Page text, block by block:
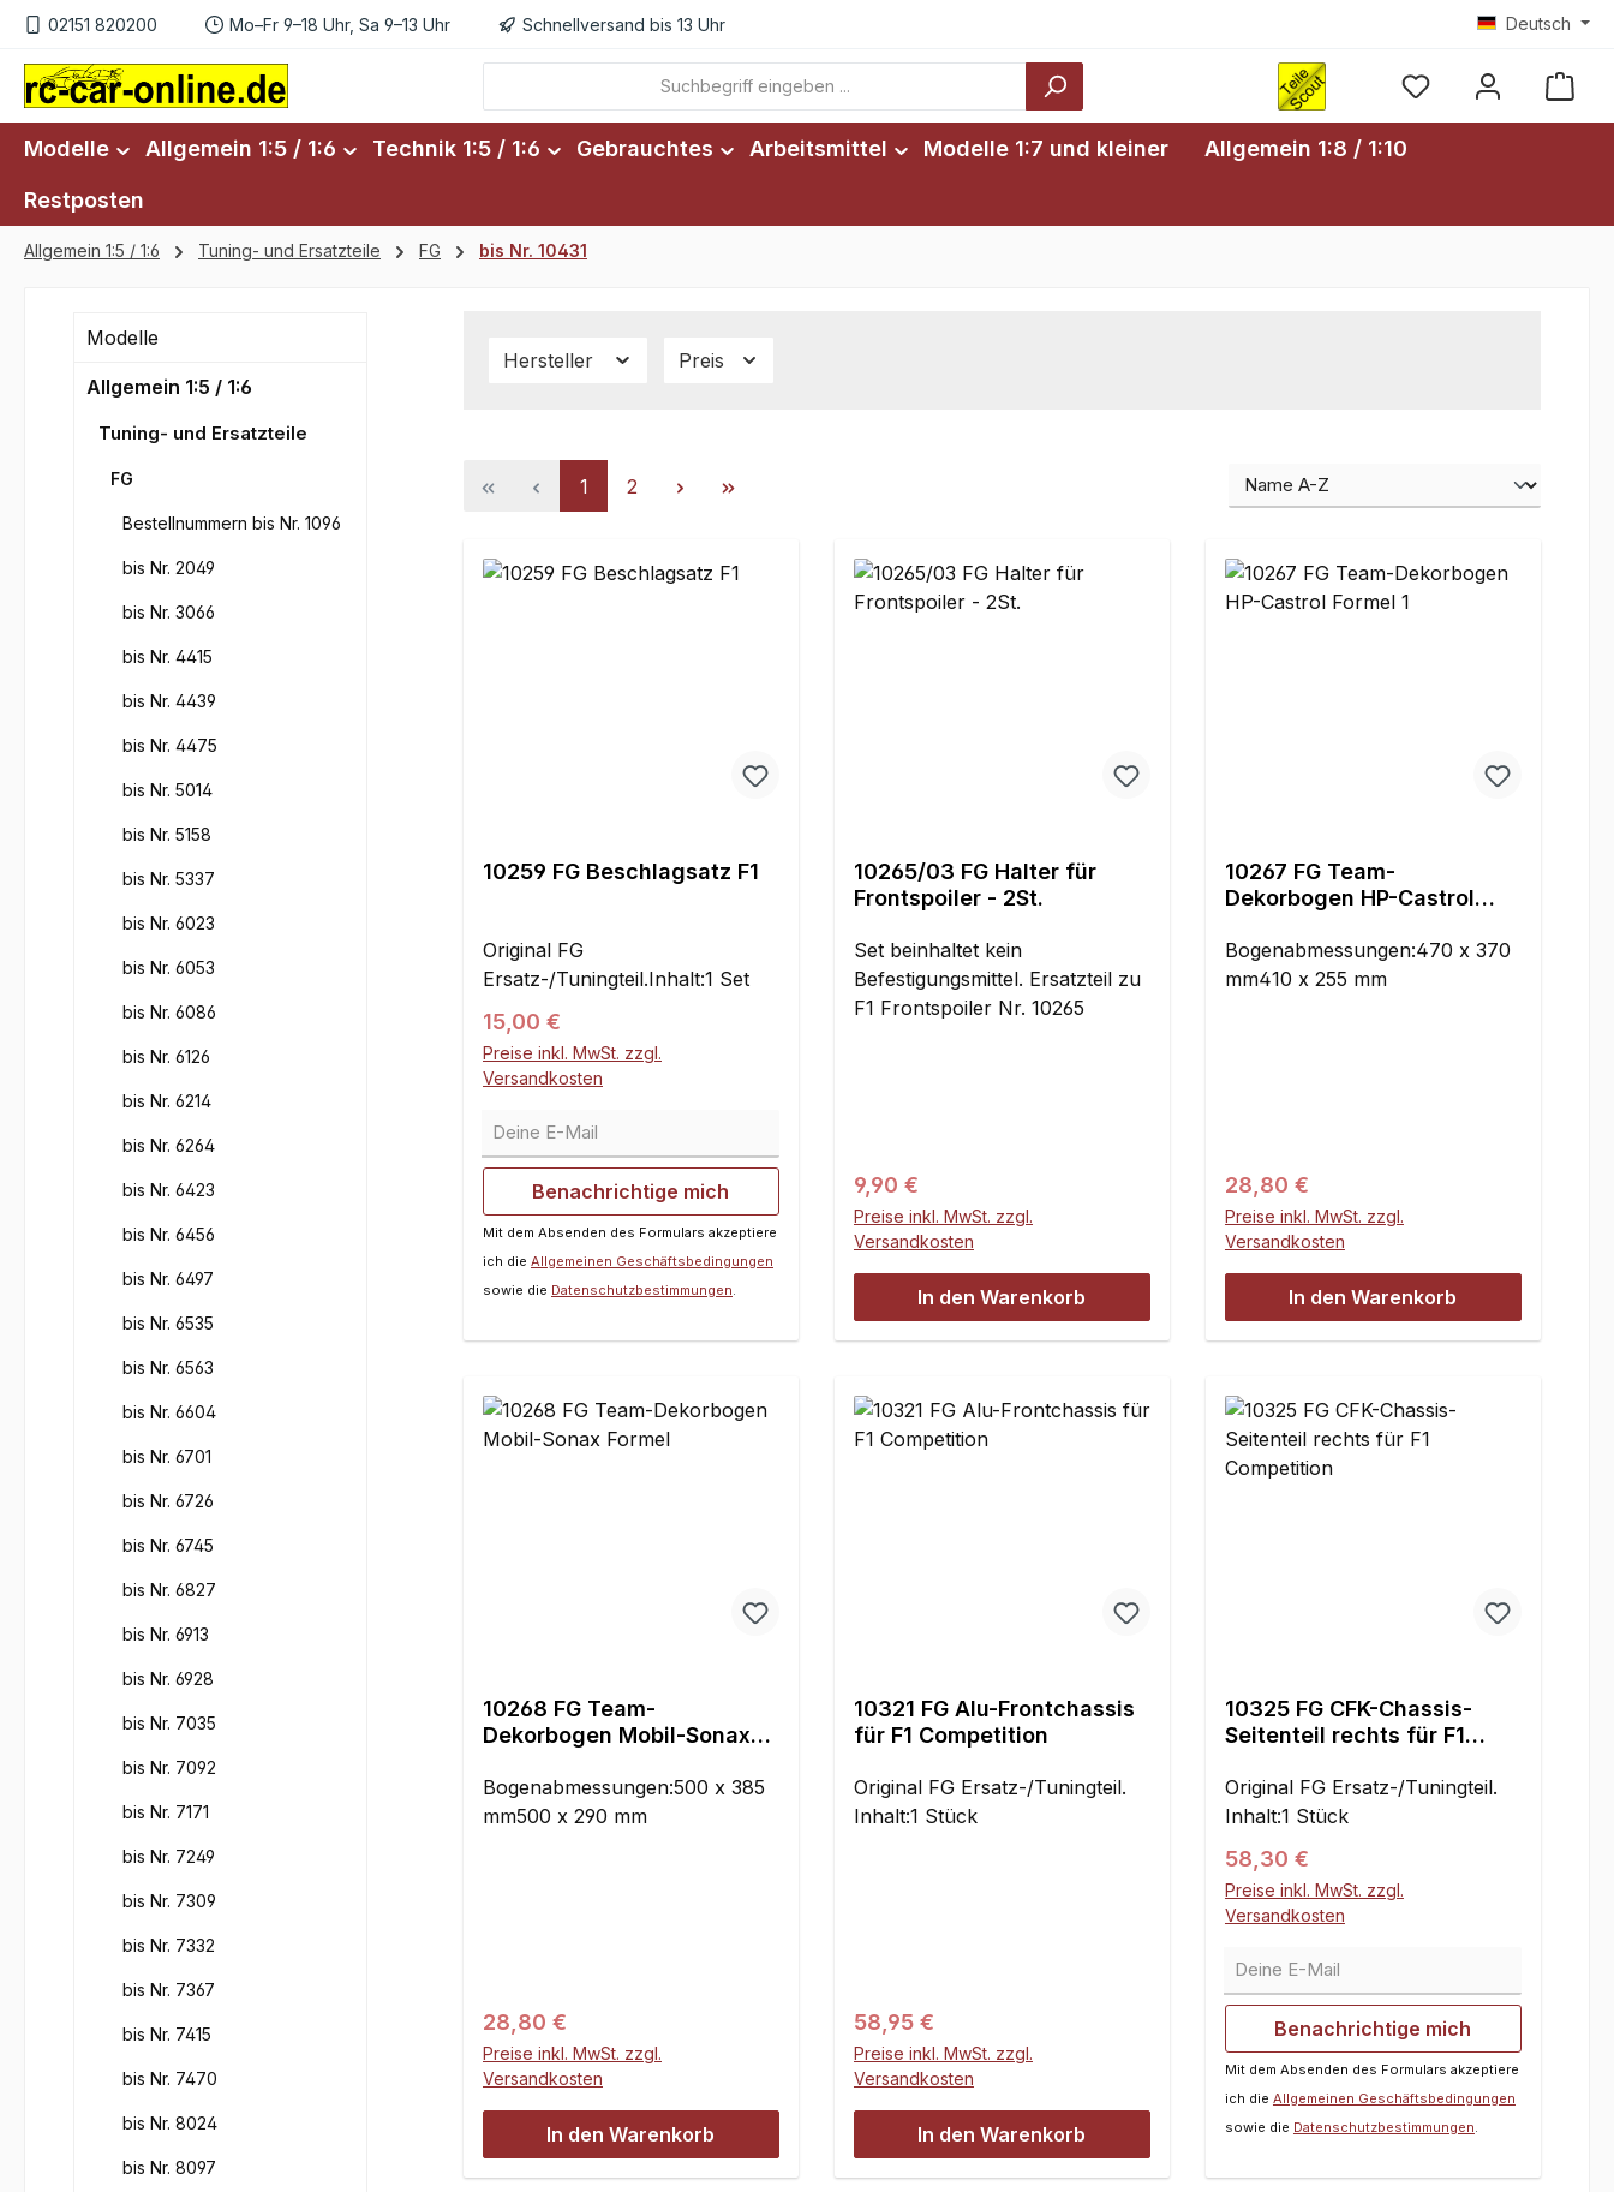
Hauptinhalt springen
Zur Suche springen
Zur Hauptnavigation springen
02151 820200 Mo–Fr 9–18 Uhr, Sa 9–13 Uhr Schnellversand bis 13 Uhr Deutsch
Modelle Allgemein 1:5 / 1:6 Technik 1:5 / 1:6 Gebrauchtes Arbeitsmittel Modelle 1:7 und kleiner Allgemein 1:8 / 1:10
Restposten
Allgemein 1:5 / 1:6 Tuning- und Ersatzteile FG bis Nr. 10431
Modelle
Allgemein 1:5 / 1:6
Tuning- und Ersatzteile
FG
Bestellnummern bis Nr. 1096
bis Nr. 2049
bis Nr. 3066
bis Nr. 4415
bis Nr. 4439
bis Nr. 4475
bis Nr. 5014
bis Nr. 5158
bis Nr. 5337
bis Nr. 6023
bis Nr. 6053
bis Nr. 6086
bis Nr. 6126
bis Nr. 6214
bis Nr. 6264
bis Nr. 6423
bis Nr. 6456
bis Nr. 6497
bis Nr. 6535
bis Nr. 6563
bis Nr. 6604
bis Nr. 6701
bis Nr. 6726
bis Nr. 6745
bis Nr. 6827
bis Nr. 6913
bis Nr. 6928
bis Nr. 7035
bis Nr. 7092
bis Nr. 7171
bis Nr. 7249
bis Nr. 7309
bis Nr. 7332
bis Nr. 7367
bis Nr. 7415
bis Nr. 7470
bis Nr. 8024
bis Nr. 8097
Hersteller Preis
Seite
1 Seite
2
10259 FG Beschlagsatz F1
Original FG
Ersatz-/Tuningteil.Inhalt:1 Set
Regulärer Preis:
15,00 €
Preise inkl. MwSt. zzgl.
Versandkosten
Deine E-Mail
Benachrichtige mich
Mit dem Absenden des Formulars akzeptiere
ich die Allgemeinen Geschäftsbedingungen
sowie die Datenschutzbestimmungen.
10265/03 FG Halter für
Frontspoiler - 2St.
Set beinhaltet kein
Befestigungsmittel. Ersatzteil zu
F1 Frontspoiler Nr. 10265
Regulärer Preis:
9,90 €
Preise inkl. MwSt. zzgl.
Versandkosten
In den Warenkorb
10267 FG Team-
Dekorbogen HP-Castrol
Bogenabmessungen:470 x 370
mm410 x 255 mm
Regulärer Preis:
28,80 €
Preise inkl. MwSt. zzgl.
Versandkosten
In den Warenkorb
10268 FG Team-
Dekorbogen Mobil-Sonax
Bogenabmessungen:500 x 385
mm500 x 290 mm
Regulärer Preis:
28,80 €
Preise inkl. MwSt. zzgl.
Versandkosten
In den Warenkorb
10321 FG Alu-Frontchassis
für F1 Competition
Original FG Ersatz-/Tuningteil.
Inhalt:1 Stück
Regulärer Preis:
58,95 €
Preise inkl. MwSt. zzgl.
Versandkosten
In den Warenkorb
10325 FG CFK-Chassis-
Seitenteil rechts für F1
Original FG Ersatz-/Tuningteil.
Inhalt:1 Stück
Regulärer Preis:
58,30 €
Preise inkl. MwSt. zzgl.
Versandkosten
Deine E-Mail
Benachrichtige mich
Mit dem Absenden des Formulars akzeptiere
ich die Allgemeinen Geschäftsbedingungen
sowie die Datenschutzbestimmungen.